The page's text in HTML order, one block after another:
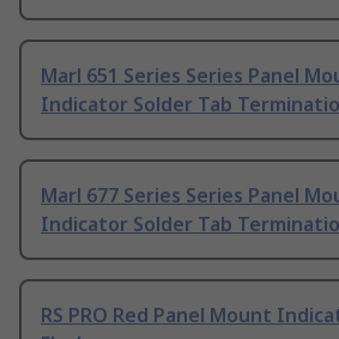
Marl 651 Series Series Panel
Indicator Solder Tab
Marl 677 Series Series Panel
Indicator Solder Tab
RS PRO Red Panel Mount